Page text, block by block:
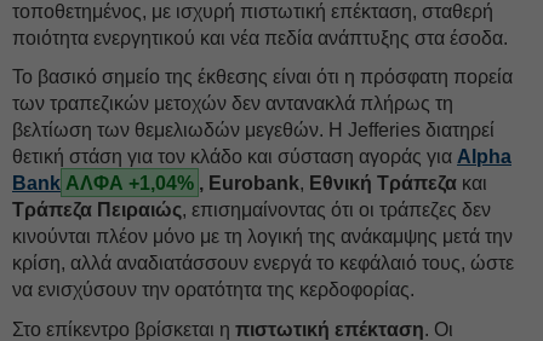
τοποθετημένος, με ισχυρή πιστωτική επέκταση, σταθερή
ποιότητα ενεργητικού και νέα πεδία ανάπτυξης στα έσοδα.
Το βασικό σημείο της έκθεσης είναι ότι η πρόσφατη πορεία
των τραπεζικών μετοχών δεν αντανακλά πλήρως τη
βελτίωση των θεμελιωδών μεγεθών. Η Jefferies διατηρεί
θετική στάση για τον κλάδο και σύσταση αγοράς για Alpha
Bank ΑΛΦΑ +1,04% , Eurobank, Εθνική Τράπεζα και
Τράπεζα Πειραιώς, επισημαίνοντας ότι οι τράπεζες δεν
κινούνται πλέον μόνο με τη λογική της ανάκαμψης μετά την
κρίση, αλλά αναδιατάσσουν ενεργά το κεφάλαιό τους, ώστε
να ενισχύσουν την ορατότητα της κερδοφορίας.
Στο επίκεντρο βρίσκεται η πιστωτική επέκταση. Οι